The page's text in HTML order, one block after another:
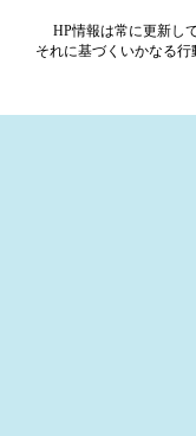
HP情報は常に更新し
それに基づくいかなる